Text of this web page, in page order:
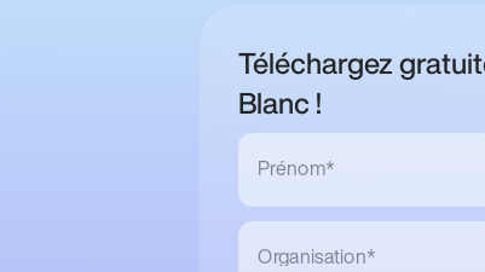
Téléchargez
Blanc !
Prénom*
Organisation*